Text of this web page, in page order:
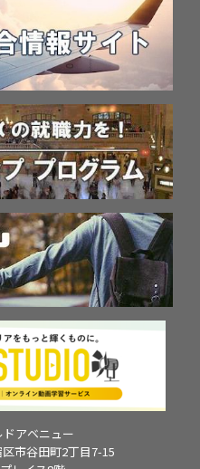
アベニュー
市谷田町2丁目7-15